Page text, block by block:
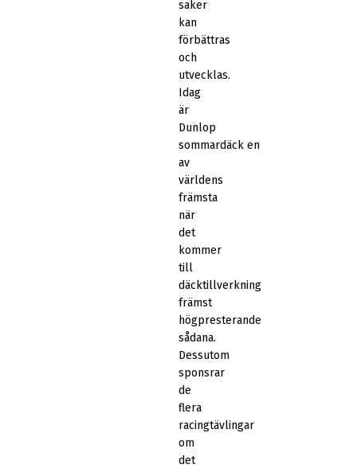
saker
kan
förbättras
och
utvecklas.
Idag
är
Dunlop
sommardäck en
av
världens
främsta
när
det
kommer
till
däcktillverkning
främst
högpresterande
sådana.
Dessutom
sponsrar
de
flera
racingtävlingar
om
det